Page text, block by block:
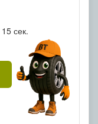
15сек.